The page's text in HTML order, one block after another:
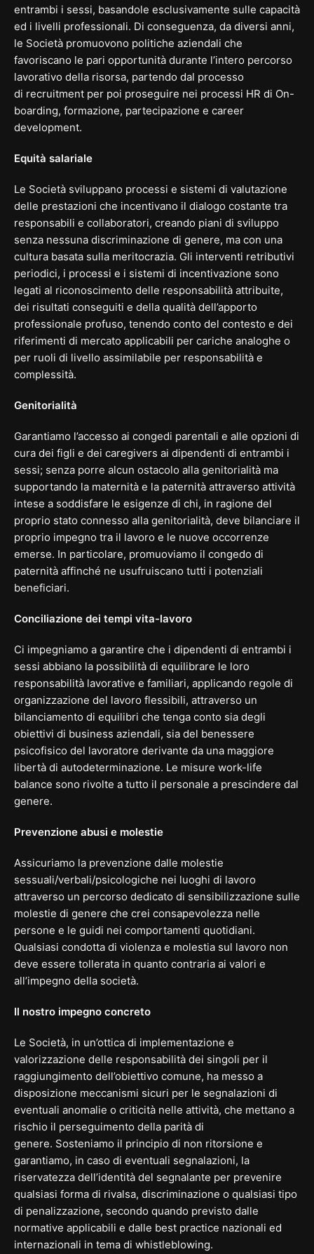
entrambi i sessi, basandole esclusivamente sulle capacità
ed i livelli professionali. Di conseguenza, da diversi anni,
le Società promuovono politiche aziendali che
favoriscano le pari opportunità durante l’intero percorso
lavorativo della risorsa, partendo dal processo
di recruitment per poi proseguire nei processi HR di On-
boarding, formazione, partecipazione e career
development.
Equità salariale
Le Società sviluppano processi e sistemi di valutazione
delle prestazioni che incentivano il dialogo costante tra
responsabili e collaboratori, creando piani di sviluppo
senza nessuna discriminazione di genere, ma con una
cultura basata sulla meritocrazia. Gli interventi retributivi
periodici, i processi e i sistemi di incentivazione sono
legati al riconoscimento delle responsabilità attribuite,
dei risultati conseguiti e della qualità dell’apporto
professionale profuso, tenendo conto del contesto e dei
riferimenti di mercato applicabili per cariche analoghe o
per ruoli di livello assimilabile per responsabilità e
complessità.
Genitorialità
Garantiamo l’accesso ai congedi parentali e alle opzioni di
cura dei figli e dei caregivers ai dipendenti di entrambi i
sessi; senza porre alcun ostacolo alla genitorialità ma
supportando la maternità e la paternità attraverso attività
intese a soddisfare le esigenze di chi, in ragione del
proprio stato connesso alla genitorialità, deve bilanciare il
proprio impegno tra il lavoro e le nuove occorrenze
emerse. In particolare, promuoviamo il congedo di
paternità affinché ne usufruiscano tutti i potenziali
beneficiari.
Conciliazione dei tempi vita-lavoro
Ci impegniamo a garantire che i dipendenti di entrambi i
sessi abbiano la possibilità di equilibrare le loro
responsabilità lavorative e familiari, applicando regole di
organizzazione del lavoro flessibili, attraverso un
bilanciamento di equilibri che tenga conto sia degli
obiettivi di business aziendali, sia del benessere
psicofisico del lavoratore derivante da una maggiore
libertà di autodeterminazione. Le misure work-life
balance sono rivolte a tutto il personale a prescindere dal
genere.
Prevenzione abusi e molestie
Assicuriamo la prevenzione dalle molestie
sessuali/verbali/psicologiche nei luoghi di lavoro
attraverso un percorso dedicato di sensibilizzazione sulle
molestie di genere che crei consapevolezza nelle
persone e le guidi nei comportamenti quotidiani.
Qualsiasi condotta di violenza e molestia sul lavoro non
deve essere tollerata in quanto contraria ai valori e
all’impegno della società.
Il nostro impegno concreto
Le Società, in un’ottica di implementazione e
valorizzazione delle responsabilità dei singoli per il
raggiungimento dell’obiettivo comune, ha messo a
disposizione meccanismi sicuri per le segnalazioni di
eventuali anomalie o criticità nelle attività, che mettano a
rischio il perseguimento della parità di
genere. Sosteniamo il principio di non ritorsione e
garantiamo, in caso di eventuali segnalazioni, la
riservatezza dell’identità del segnalante per prevenire
qualsiasi forma di rivalsa, discriminazione o qualsiasi tipo
di penalizzazione, secondo quando previsto dalle
normative applicabili e dalle best practice nazionali ed
internazionali in tema di whistleblowing.